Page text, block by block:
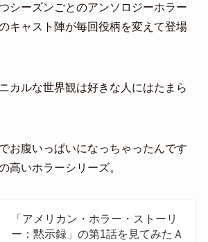
シーズンごとのアンソロジーホラー
キャスト陣が毎回役柄を変えて登場
カルな世界観は好きな人にはたまら
お腹いっぱいになっちゃったんです
高いホラーシリーズ。
「アメリカン・ホラー・ストーリ
ー：黙示録」の第1話を見てみたＡ